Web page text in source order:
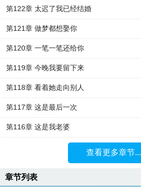
第122章 太迟了我已经结婚
第121章 做梦都想娶你
第120章 一笔一笔还给你
第119章 今晚我要留下来
第118章 看着她走向别人
第117章 这是最后一次
第116章 这是我老婆
查看更多章节...
章节列表